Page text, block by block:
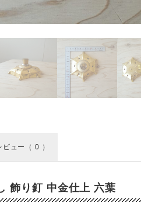
ビュー （ 0 ）
飾り釘 中金仕上 六葉